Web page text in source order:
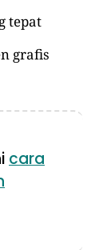
tepat
grafis
cara